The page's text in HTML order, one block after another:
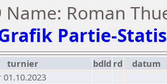
Name: Roman
Partie-
turnier bdld rd
datum